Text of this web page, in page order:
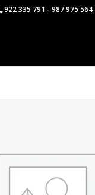
922 335 791 - 987 975 564